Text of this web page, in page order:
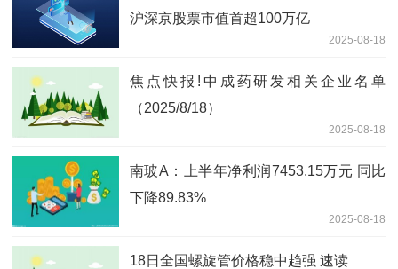
沪深京股票市值首超100万亿
2025-08-18
焦点快报!中成药研发相关企业名单
（2025/8/18）
2025-08-18
南玻A：上半年净利润7453.15万元 同比
下降89.83%
2025-08-18
18日全国螺旋管价格稳中趋强 速读